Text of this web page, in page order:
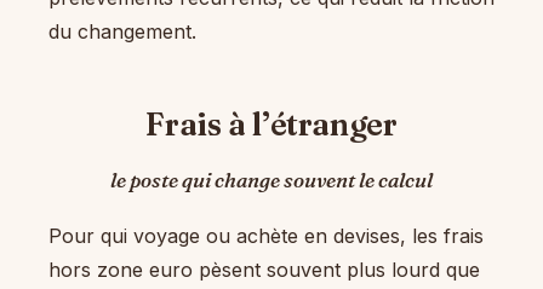
du changement.
Frais à l’étranger
le poste qui change souvent le calcul
Pour qui voyage ou achète en devises, les frais
hors zone euro pèsent souvent plus lourd que